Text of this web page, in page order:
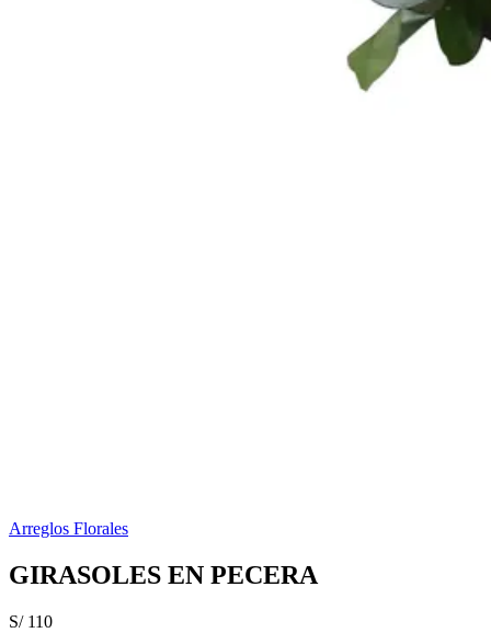
Arreglos Florales
GIRASOLES EN PECERA
S/ 110